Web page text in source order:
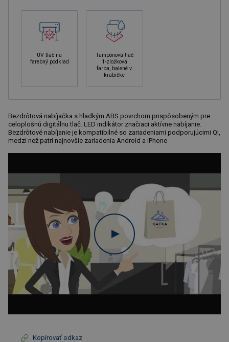
UV tlač na
farebný podklad
Tampónová tlač
1-zložková
farba, balené v
krabičke
Bezdrôtová nabíjačka s hladkým ABS povrchom prispôsobeným pre
celoplošnú digitálnu tlač. LED indikátor značiaci aktívne nabíjanie.
Bezdrôtové nabíjanie je kompatibilné so zariadeniami podporujúcimi QI,
medzi než patrí najnovšie zariadenia Android a iPhone
Kopírovať odkaz